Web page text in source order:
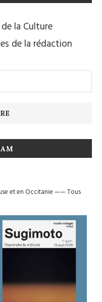
de la Culture
de la rédaction
et en Occitanie——Tous